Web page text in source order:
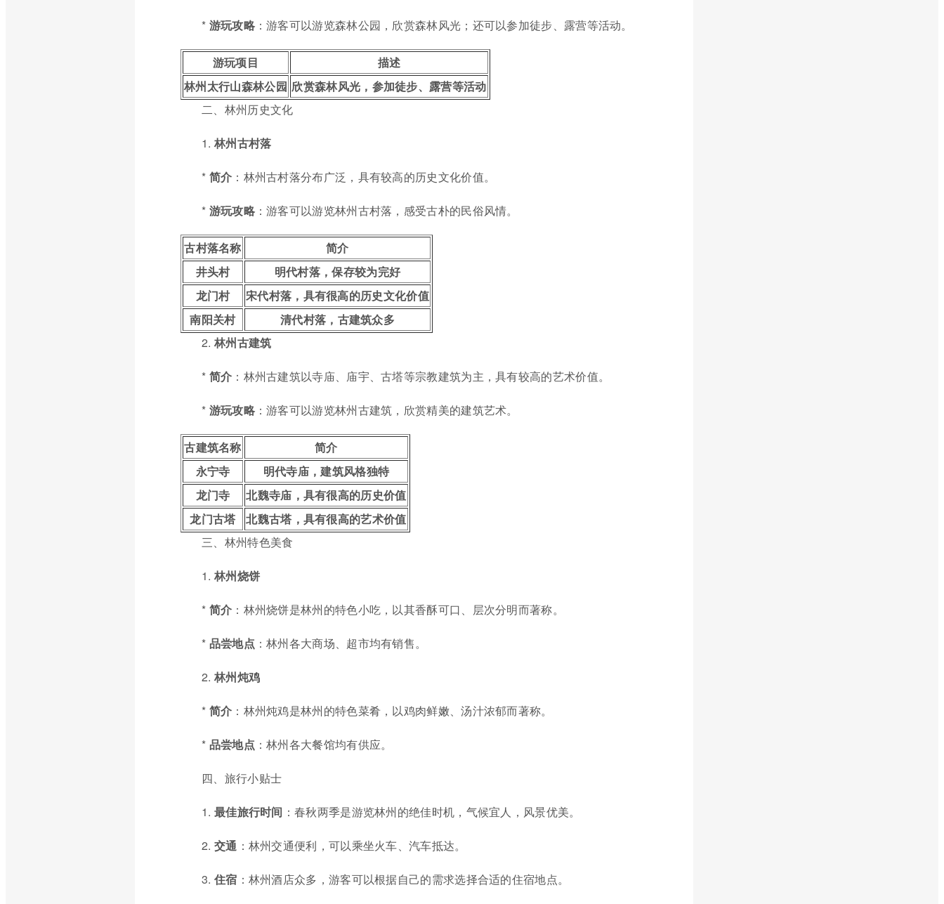
* 游玩攻略：游客可以游览森林公园，欣赏森林风光；还可以参加徒步、露营等活动。
游玩项目
描述
林州太行山森林公园 欣赏森林风光，参加徒步、露营等活动
二、林州历史文化
1. 林州古村落
* 简介 ：林州古村落分布广泛，具有较高的历史文化价值。
* 游玩攻略：游客可以游览林州古村落，感受古朴的民俗风情。
古村落名称
简介
井头村
明代村落，保存较为完好
龙门村
宋代村落，具有很高的历史文化价值
南阳关村
清代村落，古建筑众多
2. 林州古建筑
* 简介 ：林州古建筑以寺庙、庙宇、古塔等宗教建筑为主，具有较高的艺术价值。
* 游玩攻略：游客可以游览林州古建筑，欣赏精美的建筑艺术。
古建筑名称
简介
永宁寺
明代寺庙，建筑风格独特
龙门寺
北魏寺庙，具有很高的历史价值
龙门古塔
北魏古塔，具有很高的艺术价值
三、林州特色美食
1. 林州烧饼
* 简介 ：林州烧饼是林州的特色小吃，以其香酥可口、层次分明而著称。
* 品尝地点 ：林州各大商场、超市均有销售。
2. 林州炖鸡
* 简介 ：林州炖鸡是林州的特色菜肴，以鸡肉鲜嫩、汤汁浓郁而著称。
* 品尝地点 ：林州各大餐馆均有供应。
四、旅行小贴士
1. 最佳旅行时间 ：春秋两季是游览林州的绝佳时机，气候宜人，风景优美。
2. 交通 ：林州交通便利，可以乘坐火车、汽车抵达。
3. 住宿 ：林州酒店众多，游客可以根据自己的需求选择合适的住宿地点。